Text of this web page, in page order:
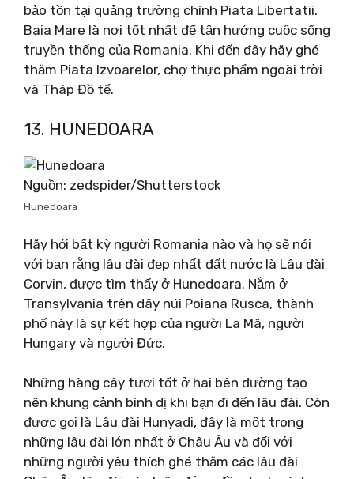
bảo tồn tại quảng trường chính Piata Libertatii.
Baia Mare là nơi tốt nhất để tận hưởng cuộc sống
truyền thống của Romania. Khi đến đây hãy ghé
thăm Piata Izvoarelor, chợ thực phẩm ngoài trời
và Tháp Đồ tể.
13. HUNEDOARA
Nguồn: zedspider/Shutterstock
Hunedoara
Hãy hỏi bất kỳ người Romania nào và họ sẽ nói
với bạn rằng lâu đài đẹp nhất đất nước là Lâu đài
Corvin, được tìm thấy ở Hunedoara. Nằm ở
Transylvania trên dãy núi Poiana Rusca, thành
phố này là sự kết hợp của người La Mã, người
Hungary và người Đức.
Những hàng cây tươi tốt ở hai bên đường tạo
nên khung cảnh bình dị khi bạn đi đến lâu đài. Còn
được gọi là Lâu đài Hunyadi, đây là một trong
những lâu đài lớn nhất ở Châu Âu và đối với
những người yêu thích ghé thăm các lâu đài